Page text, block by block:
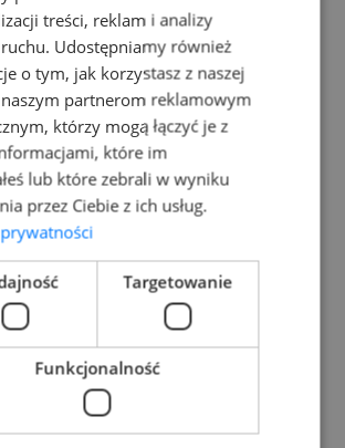
LICEUM
LINGWISTA
SZKOŁY MEDYCZNE I
ADMINISTRACJI
PRACOWNIKÓW
I SPOŁECZNYCH
GDAŃSKA PORADNIA
- PEDAGOGICZNA
LINGWISTA
treści, reklam i analizy
ruchu. Udostępniamy również
o tym, jak korzystasz z naszej
partnerom reklamowym
którzy mogą łączyć je z
które im
lub które zebrali w wyniku
przez Ciebie z ich usług.
Targetowanie
Funkcjonalność